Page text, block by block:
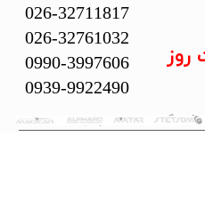
فروشگاه سلما سیستم می‌باشد.
026-32711817
026-32761032
0990-3997606
0939-9922490